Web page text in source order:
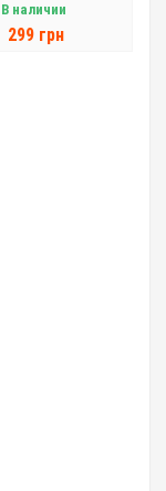
В наличии
299 грн